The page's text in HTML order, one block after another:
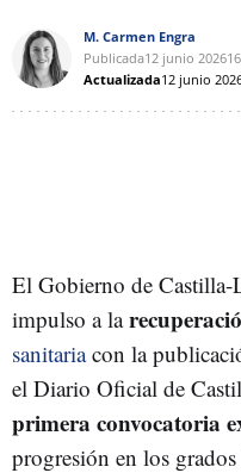
M. Carmen Engra
Publicada12 junio 2026
Actualizada12 junio
El Gobierno de Castilla-
impulso a la
sanitariacon la
el Diario Oficial de
primera convocatoria
progresión en los